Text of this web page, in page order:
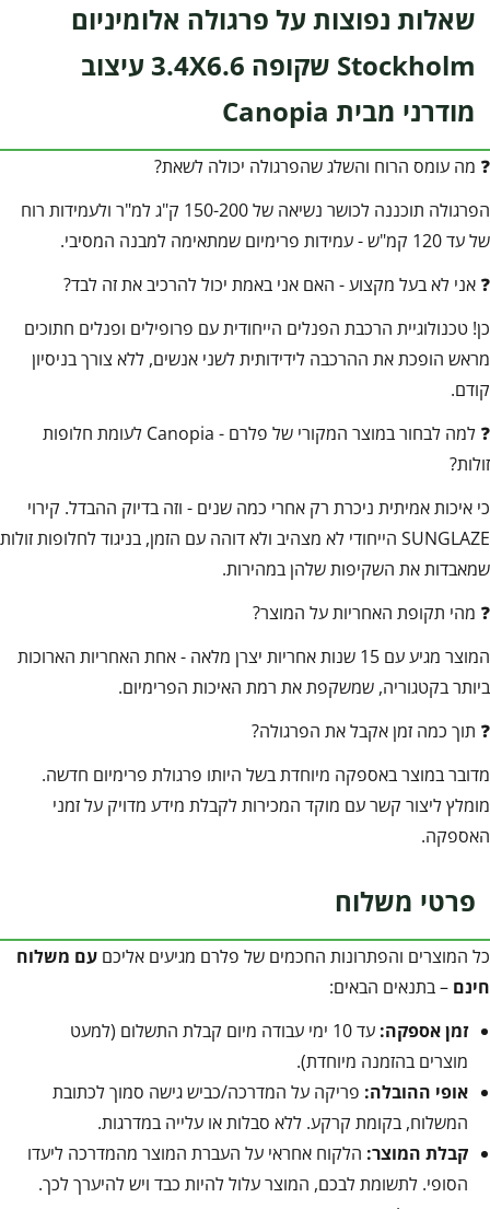
שאלות נפוצות על פרגולה אלומיניום
Stockholm שקופה 3.4X6.6 עיצוב
מודרני מבית Canopia
❓ מה עומס הרוח והשלג שהפרגולה יכולה לשאת?
הפרגולה תוכננה לכושר נשיאה של 150-200 ק"ג למ"ר ולעמידות רוח
של עד 120 קמ"ש - עמידות פרימיום שמתאימה למבנה המסיבי.
❓ אני לא בעל מקצוע - האם אני באמת יכול להרכיב את זה לבד?
כן! טכנולוגיית הרכבת הפנלים הייחודית עם פרופילים ופנלים חתוכים
מראש הופכת את ההרכבה לידידותית לשני אנשים, ללא צורך בניסיון
קודם.
❓ למה לבחור במוצר המקורי של פלרם - Canopia לעומת חלופות
זולות?
כי איכות אמיתית ניכרת רק אחרי כמה שנים - וזה בדיוק ההבדל. קירוי
SUNGLAZE הייחודי לא מצהיב ולא דוהה עם הזמן, בניגוד לחלופות זולות
שמאבדות את השקיפות שלהן במהירות.
❓ מהי תקופת האחריות על המוצר?
המוצר מגיע עם 15 שנות אחריות יצרן מלאה - אחת האחריות הארוכות
ביותר בקטגוריה, שמשקפת את רמת האיכות הפרימיום.
❓ תוך כמה זמן אקבל את הפרגולה?
מדובר במוצר באספקה מיוחדת בשל היותו פרגולת פרימיום חדשה.
מומלץ ליצור קשר עם מוקד המכירות לקבלת מידע מדויק על זמני
האספקה.
פרטי משלוח
כל המוצרים והפתרונות החכמים של פלרם מגיעים אליכם עם משלוח
חינם – בתנאים הבאים:
זמן אספקה:
עד 10 ימי עבודה מיום קבלת התשלום (למעט
מוצרים בהזמנה מיוחדת).
אופי ההובלה: פריקה על המדרכה/כביש גישה סמוך לכתובת
המשלוח, בקומת קרקע. ללא סבלות או עלייה במדרגות.
קבלת המוצר: הלקוח אחראי על העברת המוצר מהמדרכה ליעדו
הסופי. לתשומת לבכם, המוצר עלול להיות כבד ויש להיערך לכך.